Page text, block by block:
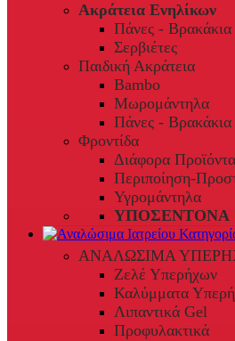
Ακράτεια Ενηλίκων
Πάνες -
Σερβιέτες
Παιδική Ακράτεια
Bambo
Μωρομάντηλα
Πάνες - Βρακάκια
Φροντίδα
Διάφορα
Περιποίηση-
Υγρομάντηλα
ΥΠΟΣΕΝΤΟΝΑ
ΑΝΑΛΩΣΙΜΑ
Ζελέ Υπερήχων
Καλύμματα
Λιπαντικά Gel
Προφυλακτικά